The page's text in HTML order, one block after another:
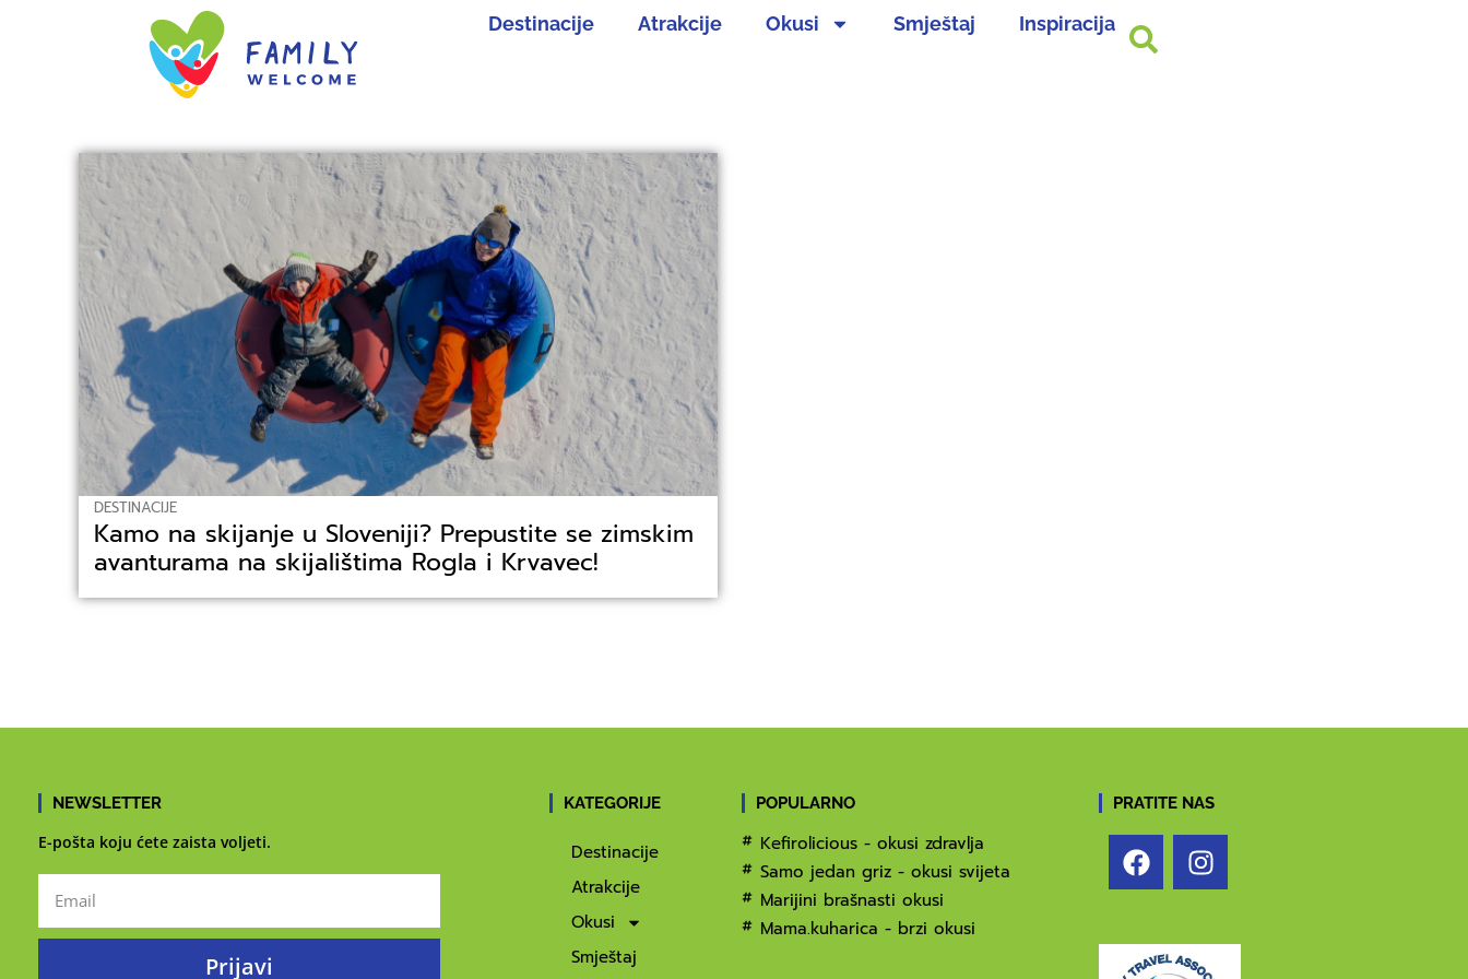
Destinacije Atrakcije Okusi Smještaj Inspiracija
DESTINACIJE
Kamo na skijanje u Sloveniji? Prepustite se zimskim
avanturama na skijalištima Rogla i Krvavec!
NEWSLETTER
E-pošta koju ćete zaista voljeti.
Prijavi
KATEGORIJE
Destinacije
Atrakcije
Okusi
Smještaj
POPULARNO
Kefirolicious - okusi zdravlja
Samo jedan griz - okusi svijeta
Marijini brašnasti okusi
Mama.kuharica - brzi okusi
PRATITE NAS